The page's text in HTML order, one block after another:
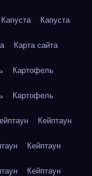
Капуста Капуста
Карта сайта
Картофель
Картофель
Кейптаун
Кейптаун
Кейптаун